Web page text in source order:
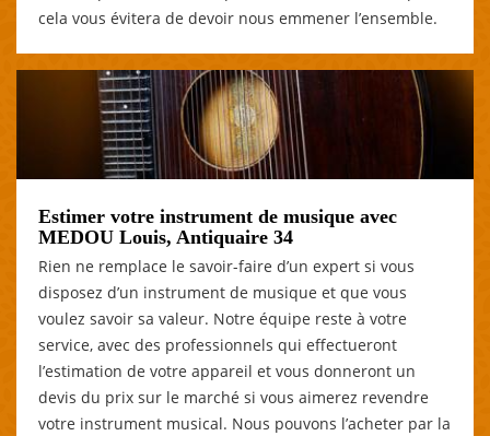
cela vous évitera de devoir nous emmener l’ensemble.
Estimer votre instrument de musique avec
MEDOU Louis, Antiquaire 34
Rien ne remplace le savoir-faire d’un expert si vous
disposez d’un instrument de musique et que vous
voulez savoir sa valeur. Notre équipe reste à votre
service, avec des professionnels qui effectueront
l’estimation de votre appareil et vous donneront un
devis du prix sur le marché si vous aimerez revendre
votre instrument musical. Nous pouvons l’acheter par la